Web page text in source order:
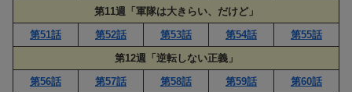
第11週「軍隊は大きらい、だけど」
第51話
第52話 第53話 第54話
第55話
第12週「逆転しない正義」
第56話
第57話 第58話 第59話
第60話